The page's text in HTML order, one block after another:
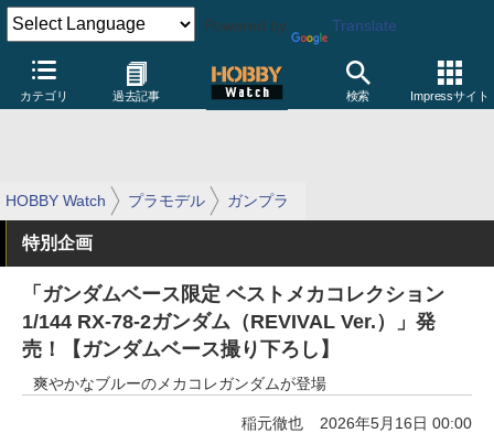
Powered by Translate
カテゴリ 過去記事 検索 Impressサイト
HOBBY Watch プラモデル ガンプラ
特別企画
「ガンダムベース限定 ベストメカコレクション
1/144 RX-78-2ガンダム（REVIVAL Ver.）」発
売！【ガンダムベース撮り下ろし】
爽やかなブルーのメカコレガンダムが登場
稲元徹也 2026年5月16日 00:00